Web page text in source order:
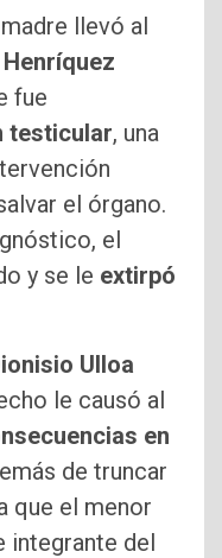
llevó al
fue
testicular, una
el órgano.
el
y se le extirpó
Ulloa
le causó al
en
de truncar
que el menor
integrante del